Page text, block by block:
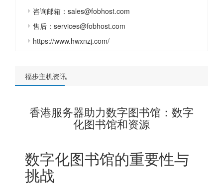
咨询邮箱：sales@fobhost.com
售后：services@fobhost.com
https://www.hwxnzj.com/
福步主机资讯
香港服务器助力数字图书馆：数字
化图书馆和资源
数字化图书馆的重要性与
挑战